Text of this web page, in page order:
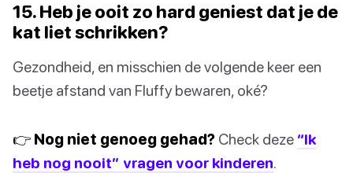
15. Heb je ooit zo hard geniest dat je de
kat liet schrikken?
Gezondheid, en misschien de volgende keer een
beetje afstand van Fluffy bewaren, oké?
👉 Nog niet genoeg gehad? Check deze “Ik
heb nog nooit” vragen voor kinderen.